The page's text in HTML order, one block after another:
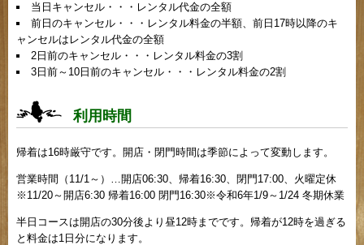
当日キャンセル・・・レンタル代金の全額
前日のキャンセル・・・レンタル料金の半額、前日17時以降のキ
ャンセルはレンタル代金の全額
2日前のキャンセル・・・レンタル料金の3割
3日前～10日前のキャンセル・・・レンタル料金の2割
利用時間
帰着は16時厳守です。開店・閉門時間は季節によって変動します。
営業時間（11/1～）…開店06:30、帰着16:30、閉門17:00、火曜定休
※11/20～開店6:30 帰着16:00 閉門16:30※令和6年1/9～1/24 冬期休業
半日コースは開店の30分後より昼12時までです。帰着が12時を過ぎる
と料金は1日分になります。